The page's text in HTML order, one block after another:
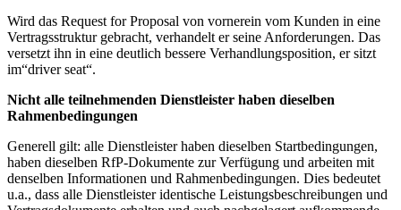
Wird das Request for Proposal von vornerein vom Kunden in eine
Vertragsstruktur gebracht, verhandelt er seine Anforderungen. Das
versetzt ihn in eine deutlich bessere Verhandlungsposition, er sitzt
im“driver seat“.
Nicht alle teilnehmenden Dienstleister haben dieselben
Rahmenbedingungen
Generell gilt: alle Dienstleister haben dieselben Startbedingungen,
haben dieselben RfP-Dokumente zur Verfügung und arbeiten mit
denselben Informationen und Rahmenbedingungen. Dies bedeutet
u.a., dass alle Dienstleister identische Leistungsbeschreibungen und